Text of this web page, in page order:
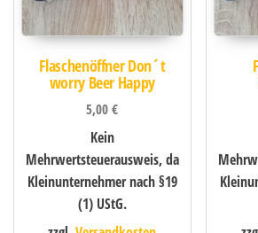
Flaschenöffner Don´t
worry Beer Happy
5,00€
Kein
Mehrwertsteuerausweis, da
Kleinunternehmer nach §19
(1) UStG.